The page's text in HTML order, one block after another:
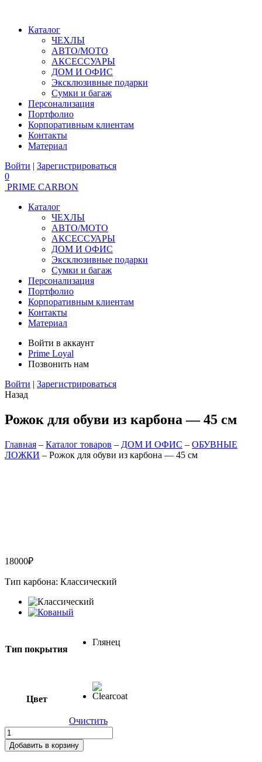
Каталог
ЧЕХЛЫ
АВТО/МОТО
АКСЕССУАРЫ
ДОМ И ОФИС
Эксклюзивные подарки
Сумки и багаж
Персонализация
Портфолио
Корпоративным клиентам
Контакты
Материал
Войти | Зарегистрироваться
0
PRIME CARBON
Каталог
ЧЕХЛЫ
АВТО/МОТО
АКСЕССУАРЫ
ДОМ И ОФИС
Эксклюзивные подарки
Сумки и багаж
Персонализация
Портфолио
Корпоративным клиентам
Контакты
Материал
Войти в аккаунт
Prime Loyal
Позвонить нам
Войти | Зарегистрироваться
Назад
Рожок для обуви из карбона — 45 см
Главная – Каталог товаров – ДОМ И ОФИС – ОБУВНЫЕ
ЛОЖКИ – Рожок для обуви из карбона — 45 см
18000₽
Тип карбона: Классический
Тип покрытия
Глянец
Цвет
Очистить
Количество
товара
Рожок
Добавить в корзину